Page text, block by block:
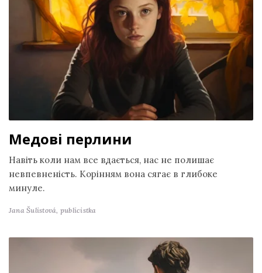
Медові перлини
Навіть коли нам все вдається, нас не полишає
невпевненість. Корінням вона сягає в глибоке
минуле.
Jana Šulistová, publicistka